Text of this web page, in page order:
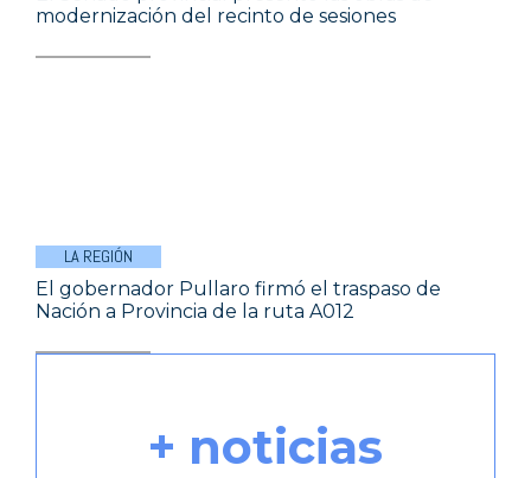
modernización del recinto de sesiones
LA REGIÓN
El gobernador Pullaro firmó el traspaso de
Nación a Provincia de la ruta A012
+ noticias